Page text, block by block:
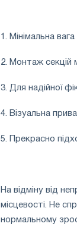
1. Мінімальна
2. Монтаж секцій
3. Для надійної
4. Візуальна
5. Прекрасно
На відміну від
місцевості. Не
нормальному